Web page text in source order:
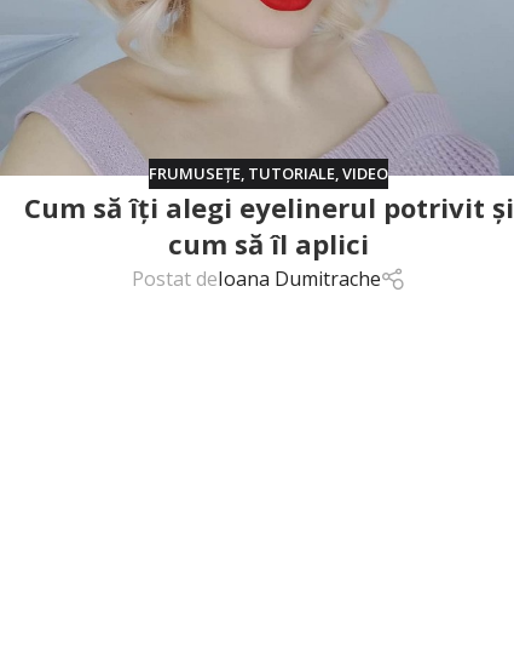
FRUMUSEȚE, TUTORIALE,VIDEO
Cum să îți alegi eyelinerul potrivit și
cum să îl aplici
Postat deIoana Dumitrache